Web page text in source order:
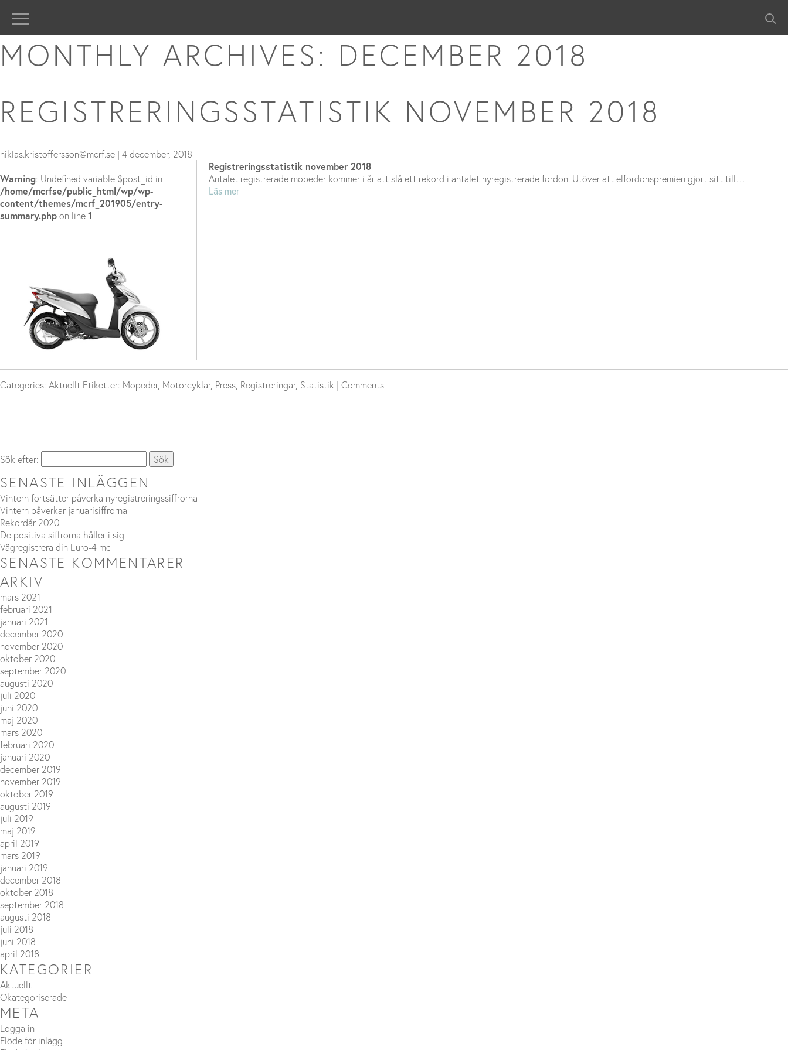
MONTHLY ARCHIVES: DECEMBER 2018
REGISTRERINGSSTATISTIK NOVEMBER 2018
niklas.kristoffersson@mcrf.se | 4 december, 2018
Warning: Undefined variable $post_id in
/home/mcrfse/public_html/wp/wp-
content/themes/mcrf_201905/entry-
summary.phpon line1
Registreringsstatistik november 2018
Antalet registrerade mopeder kommer i år att slå ett rekord i antalet nyregistrerade fordon. Utöver att elfordonspremien gjort sitt till…
Läs mer
Categories: Aktuellt Etiketter: Mopeder, Motorcyklar, Press Registreringar, Statistik | Comments
Sök efter:
SENASTE INLÄGGEN
Vintern fortsätter påverka nyregistreringssiffrorna
Vintern påverkar januarisiffrorna
Rekordår 2020
De positiva siffrorna håller i sig
Vägregistrera din Euro-4 mc
SENASTE KOMMENTARER
ARKIV
mars 2021
februari 2021
januari 2021
december 2020
november 2020
oktober 2020
september 2020
augusti 2020
juli 2020
juni 2020
maj 2020
mars 2020
februari 2020
januari 2020
december 2019
november 2019
oktober 2019
augusti 2019
juli 2019
maj 2019
april 2019
mars 2019
januari 2019
december 2018
oktober 2018
september 2018
augusti 2018
juli 2018
juni 2018
april 2018
KATEGORIER
Aktuellt
Okategoriserade
META
Logga in
Flöde för inlägg